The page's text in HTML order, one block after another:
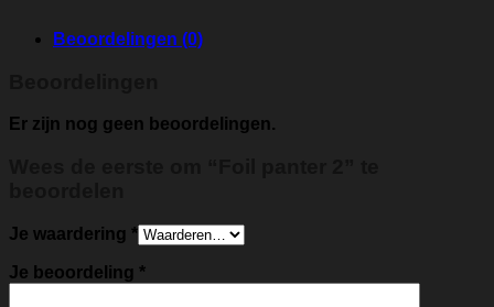
Beoordelingen (0)
Er zijn nog geen beoordelingen.
Je waardering *
Je beoordeling *